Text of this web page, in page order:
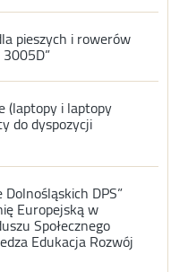
pieszych i rowerów
(laptopy i laptopy
do dyspozycji
DPS”
Europejską w
Społecznego
Edukacja Rozwój